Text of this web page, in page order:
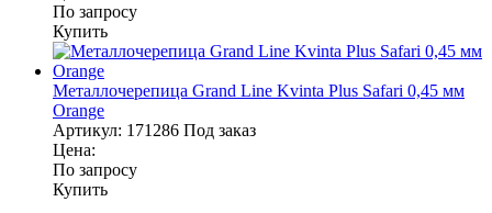
По запросу
Купить
Металлочерепица Grand Line Kvinta Plus Safari 0,45 мм
Orange
Артикул: 171286 Под заказ
Цена:
По запросу
Купить